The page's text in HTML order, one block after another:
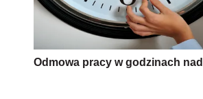
Odmowa pracy w godzinach